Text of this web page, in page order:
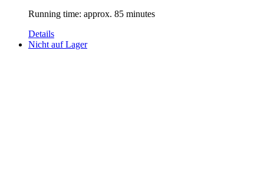
Running time: approx. 85 minutes
Details
Nicht auf Lager